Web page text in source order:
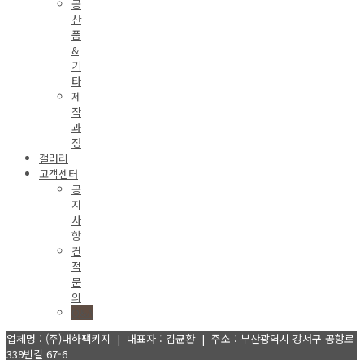
공
산
품
&
기
타
제
작
과
정
갤러리
고객센터
공
지
사
항
견
적
문
의
업체명 : (주)대하팩키지 | 대표자 : 김균환 | 주소 : 부산광역시 강서구 공항로
339번길 67-6